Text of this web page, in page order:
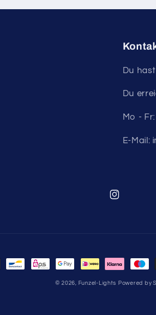
Du
Du
Mo -
E-Mail:
Instagram
© 2026, Funzel-Lights Powered by